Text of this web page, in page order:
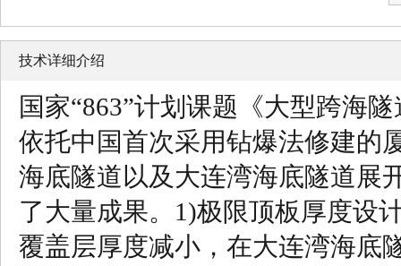
技术详细介绍
国家“863”计划课题《大型跨海
依托中国首次采用钻爆法修建的
海底隧道以及大连湾海底隧道展
了大量成果。1)极限顶板厚度设
覆盖层厚度减小，在大连湾海底